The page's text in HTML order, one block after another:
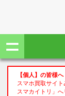
【個人】の皆様へ
スマホ買取サイ
スマカイトリ」